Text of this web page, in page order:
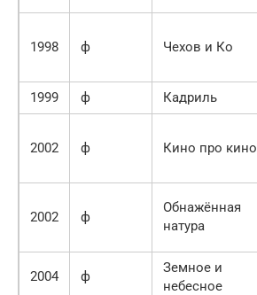
1998 ф Чехов и Ко
1999
ф Кадриль
2002 ф Кино про кино
2002 ф
Обнажённая
натура
2004 ф
Земное и
небесное